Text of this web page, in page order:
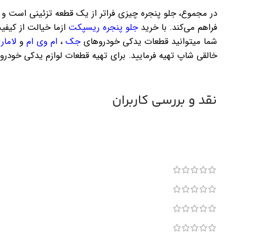
در مجموع، جلو پنجره چیزی فراتر از یک قطعه تزئینی است و
فراهم می‌کند. با خرید جلو پنجره ریسپکت ازما خیالت از
شما میتوانید قطعات یدکی خودروهایجک ، ام وی ام و
خالقی شاپ تهیه فرمایید. برای تهیه قطعات لوازم یدکی
نقد و بررسی کاربران